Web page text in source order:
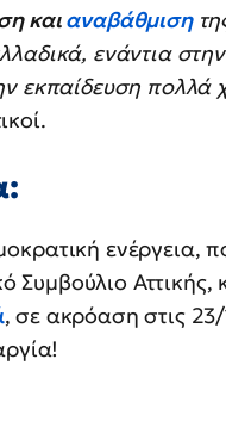
καιαναβάθμιση
ενάντια
εκπαίδευση πολλά
ενέργεια,
Συμβούλιο Αττικής,
, σε ακρόαση στις